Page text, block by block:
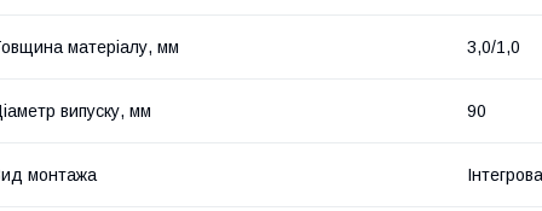
матеріалу, мм 3,0/1,0
випуску, мм 90
монтажа